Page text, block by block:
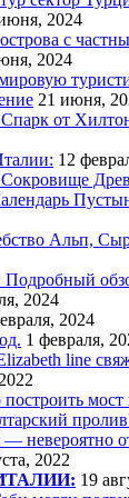
2024
с
2024
21 июня,
от
12
Альп,
Подробный
2024
2024
1 февраля,
line
невероятно
2022
19